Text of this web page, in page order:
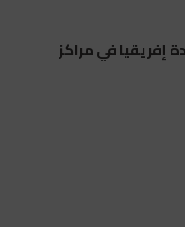
إفريقيا في مراكز